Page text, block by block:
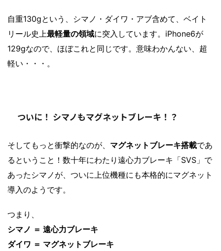
自重130gという、シマノ・ダイワ・アブ含めて、ベイト
リール史上最軽量の領域に突入しています。iPhone6が
129gなので、ほぼこれと同じです。意味わかんない、超
軽い・・・。
ついに！ シマノもマグネットブレーキ！？
そしてもっと衝撃的なのが、 マグネットブレーキ搭載であ
るということ！数十年にわたり遠心力ブレーキ「SVS」で
あったシマノが、ついに上位機種にも本格的にマグネット
導入のようです。
つまり、
シマノ ＝ 遠心力ブレーキ
ダイワ ＝ マグネットブレーキ